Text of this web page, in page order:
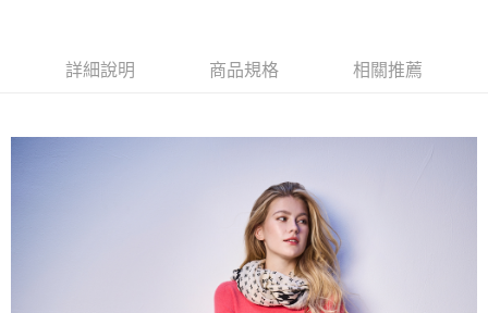
成交易。
1.分期款項不併入電信帳單，「大哥付你分期」於每月結算日後寄送繳費提
2.透過簡訊連結打開帳單後，可選擇「超商條碼／台灣大直營門市／銀行轉
帳／街口支付／iPASS MONEY」等通路繳費。
1.本服務係由「台灣大哥大股份有限公司」（以下簡稱本公司）所提供，讓
運送方式
每筆NT$60，滿NT$1,000(含以上)免運費
每筆NT$60，滿NT$1,000(含以上)免運費
詳細說明 商品規格 相關推薦